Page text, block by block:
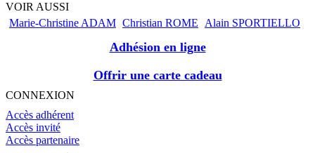
VOIR AUSSI
Marie-Christine ADAM Christian ROME Alain SPORTIELLO
Adhésion en ligne
Offrir une carte cadeau
CONNEXION
Accès adhérent
Accès invité
Accès partenaire